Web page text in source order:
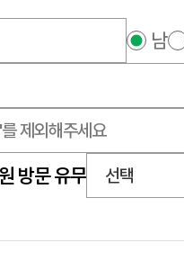
펫퍼민트 보험료를 합리적으
남
방문 유무